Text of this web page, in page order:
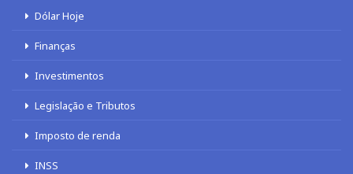
Dólar Hoje
Finanças
Investimentos
Legislação e Tributos
Imposto de renda
INSS